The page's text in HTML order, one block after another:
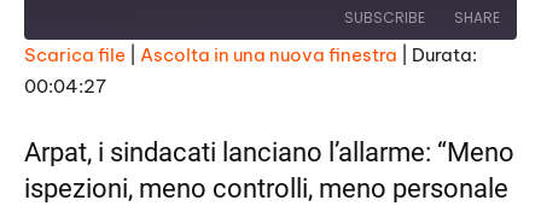
E
p
i
s
e
SUBSCRIBE SHARE
SHARE
EMBED
Scarica file Ascolta in una nuova finestra
Durata:
00:04:27
Arpat, i sindacati lanciano l’allarme: “Meno
ispezioni, meno controlli, meno personale